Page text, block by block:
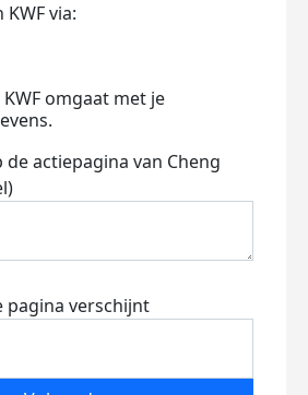
via:
KWF omgaat met je
de actiepagina van Cheng
pagina verschijnt